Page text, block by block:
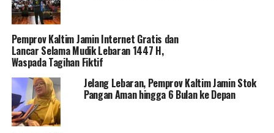
Pemprov Kaltim Jamin Internet Gratis dan
Lancar Selama Mudik Lebaran 1447 H,
Waspada Tagihan Fiktif
Jelang Lebaran, Pemprov Kaltim Jamin Stok
Pangan Aman hingga 6 Bulan ke Depan